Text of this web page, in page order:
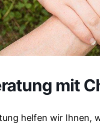
mit
helfen wir Ihnen,